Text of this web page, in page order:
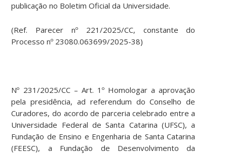
publicação no Boletim Oficial da Universidade.
(Ref. Parecer nº 221/2025/CC, constante do
Processo nº 23080.063699/2025-38)
Nº 231/2025/CC – Art. 1º Homologar a aprovação
pela presidência, ad referendum do Conselho de
Curadores, do acordo de parceria celebrado entre a
Universidade Federal de Santa Catarina (UFSC), a
Fundação de Ensino e Engenharia de Santa Catarina
(FEESC), a Fundação de Desenvolvimento da